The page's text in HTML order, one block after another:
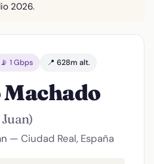
2026.
📡 1 Gbps 📍 628m alt.
— Ciudad Real, España